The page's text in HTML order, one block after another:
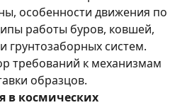
особенности движения по
работы буров, ковшей,
грунтозаборных систем.
требований к механизмам
образцов.
в космических